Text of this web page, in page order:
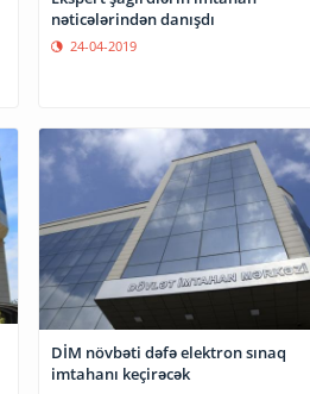
nəticələrindən danışdı
24-04-2019
DİM növbəti dəfə elektron sınaq
imtahanı keçirəcək